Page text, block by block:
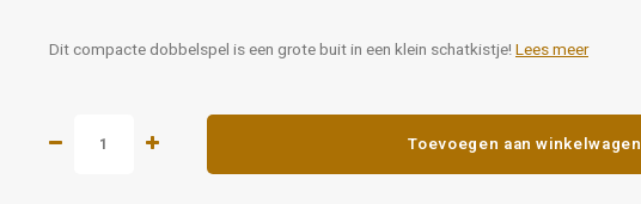
Dit compacte dobbelspel is een grote buit in een klein schatkistje!Lees meer
Toevoegen aan winkelwagen